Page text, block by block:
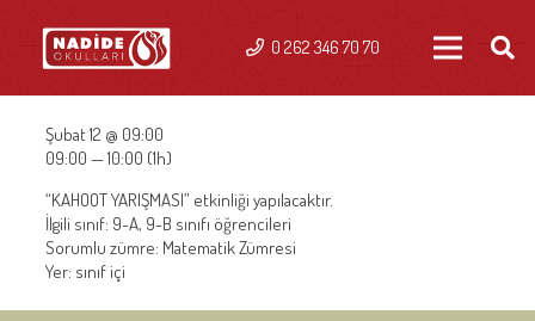
0 262 346 70 70
“KAHOOT YARIŞMASI” etkinliği yapılacaktır.
İlgili sınıf: 9-A, 9-B sınıfı öğrencileri
Sorumlu zümre: Matematik Zümresi
Yer: sınıf içi
Şubat 12 @ 09:00
09:00 — 10:00 (1h)